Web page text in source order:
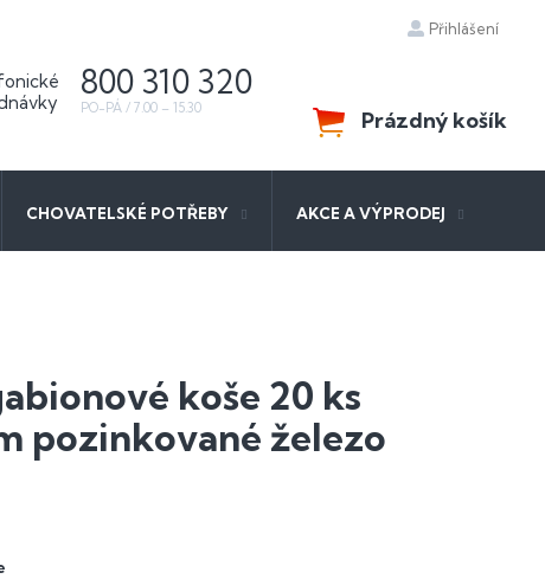
Přihlášení
800 310 320
NÁKUPNÍ
KOŠÍK
Prázdný košík
CHOVATELSKÉ POTŘEBY AKCE A VÝPRODEJ
koše 20 ks
pozinkované železo